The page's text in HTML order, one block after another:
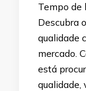
Tempo de
Descubra
qualidade
mercado.
está
qualidade,